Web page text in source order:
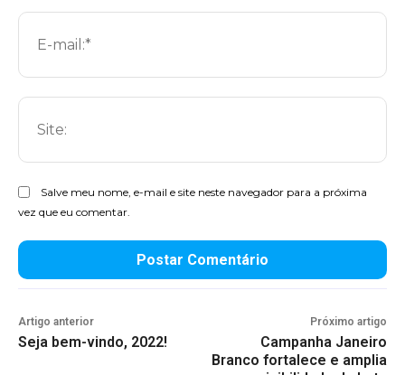
E-
Salve meu nome, e-mail e site neste navegador para a próxima
vez que eu comentar.
Artigo anterior
Seja bem-vindo, 2022!
Próximo artigo
Campanha Janeiro
Branco fortalece e amplia